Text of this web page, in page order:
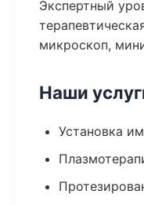
Экспертный
микроскоп,
Наши
Установка